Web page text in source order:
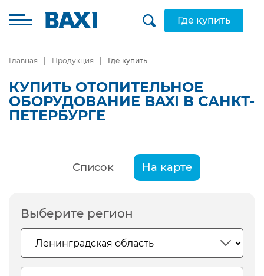
Где купить
Главная Продукция Где купить
КУПИТЬ ОТОПИТЕЛЬНОЕ
ОБОРУДОВАНИЕ BAXI В САНКТ-
ПЕТЕРБУРГЕ
Список На карте
Выберите регион